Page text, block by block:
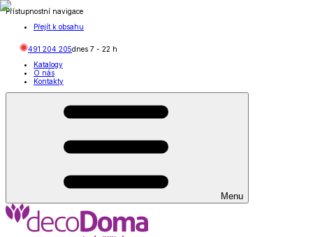
Přístupnostní navigace
Přejít k obsahu
491 204 205dnes 7 - 22 h
Katalogy
O nás
Kontakty
Menu